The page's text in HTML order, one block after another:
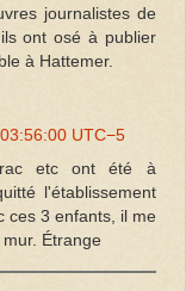
journalistes de
ont osé à publier
à Hattemer.
UTC−5
etc ont été à
l'établissement
ces 3 enfants, il me
Étrange